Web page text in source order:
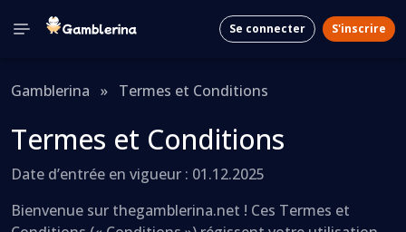
Se connecter S'inscrire
Gamblerina » Termes et Conditions
Termes et Conditions
Date d’entrée en vigueur : 01.12.2025
Bienvenue sur thegamblerina.net ! Ces Termes et